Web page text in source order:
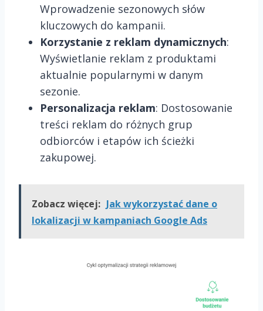
Wprowadzenie sezonowych słów
kluczowych do kampanii.
Korzystanie z reklam dynamicznych:
Wyświetlanie reklam z produktami
aktualnie popularnymi w danym
sezonie.
Personalizacja reklam: Dostosowanie
treści reklam do różnych grup
odbiorców i etapów ich ścieżki
zakupowej.
Zobacz więcej: Jak wykorzystać dane o
lokalizacji w kampaniach Google Ads